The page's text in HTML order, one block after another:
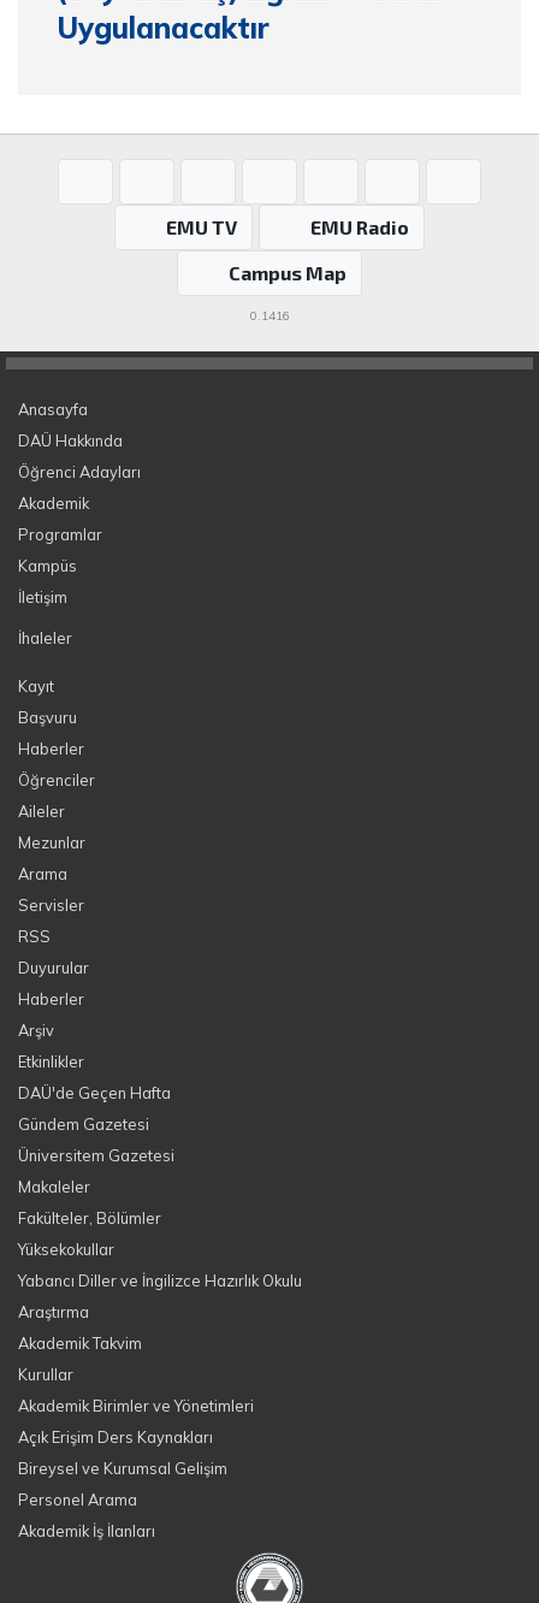
Uygulanacaktır
EMU TV
EMU Radio
Campus Map
0.1416
Anasayfa
DAÜ Hakkında
Öğrenci Adayları
Akademik
Programlar
Kampüs
İletişim
İhaleler
Kayıt
Başvuru
Haberler
Öğrenciler
Aileler
Mezunlar
Arama
Servisler
RSS
Duyurular
Haberler
Arşiv
Etkinlikler
DAÜ'de Geçen Hafta
Gündem Gazetesi
Üniversitem Gazetesi
Makaleler
Fakülteler, Bölümler
Yüksekokullar
Yabancı Diller ve İngilizce Hazırlık Okulu
Araştırma
Akademik Takvim
Kurullar
Akademik Birimler ve Yönetimleri
Açık Erişim Ders Kaynakları
Bireysel ve Kurumsal Gelişim
Personel Arama
Akademik İş İlanları